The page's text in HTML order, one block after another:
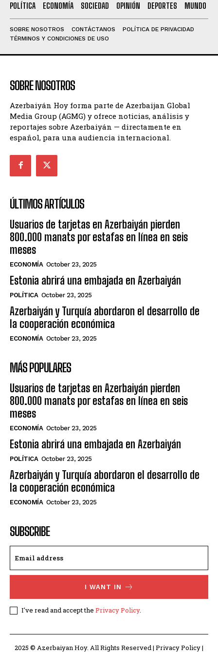
POLÍTICA ECONOMÍA SOCIEDAD OPINIÓN DEPORTES MUNDO
SOBRE NOSOTROS CONTÁCTANOS
POLÍTICA DE PRIVACIDAD
TÉRMINOS Y CONDICIONES DE USO
SOBRE NOSOTROS
Azerbaiyán Hoy forma parte de Azerbaijan Global
Media Group (AGMG) y ofrece noticias, análisis y
reportajes sobre Azerbaiyán — directamente en
español, para una audiencia internacional.
ÚLTIMOS ARTÍCULOS
Usuarios de tarjetas en Azerbaiyán pierden
800.000 manats por estafas en línea en seis
meses
ECONOMÍA October 23, 2025
Estonia abrirá una embajada en Azerbaiyán
POLÍTICA October 23, 2025
Azerbaiyán y Turquía abordaron el desarrollo de
la cooperación económica
ECONOMÍA October 23, 2025
MÁS POPULARES
Usuarios de tarjetas en Azerbaiyán pierden
800.000 manats por estafas en línea en seis
meses
ECONOMÍA October 23, 2025
Estonia abrirá una embajada en Azerbaiyán
POLÍTICA October 23, 2025
Azerbaiyán y Turquía abordaron el desarrollo de
la cooperación económica
ECONOMÍA October 23, 2025
SUBSCRIBE
I WANT IN
I've read and accept the Privacy Policy.
2025 © Azerbaiyan Hoy. All Rights Reserved | Privacy Policy |